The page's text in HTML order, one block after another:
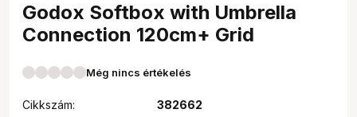
Godox Softbox with Umbrella
Connection 120cm+ Grid
Még nincs értékelés
Cikkszám:
382662